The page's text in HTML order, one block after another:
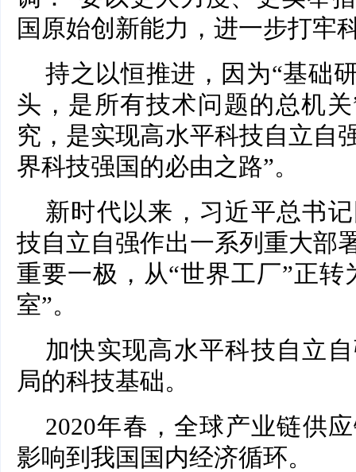
国原始创新能力，进一步打牢
持之以恒推进，因为“基础
头，是所有技术问题的总机
究，是实现高水平科技自立自
界科技强国的必由之路”。
新时代以来，习近平总书
技自立自强作出一系列重大部
重要一极，从“世界工厂”正
室”。
加快实现高水平科技自立
局的科技基础。
2020年春，全球产业链供
影响到我国国内经济循环。